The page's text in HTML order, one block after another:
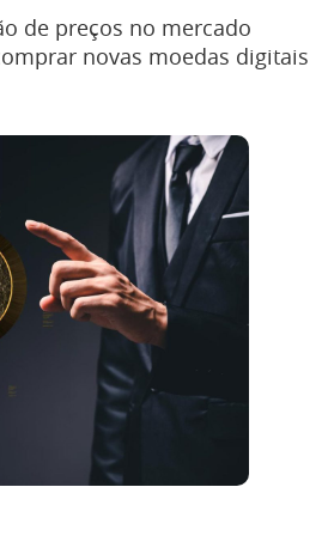
de preços no mercado
novas moedas digitais